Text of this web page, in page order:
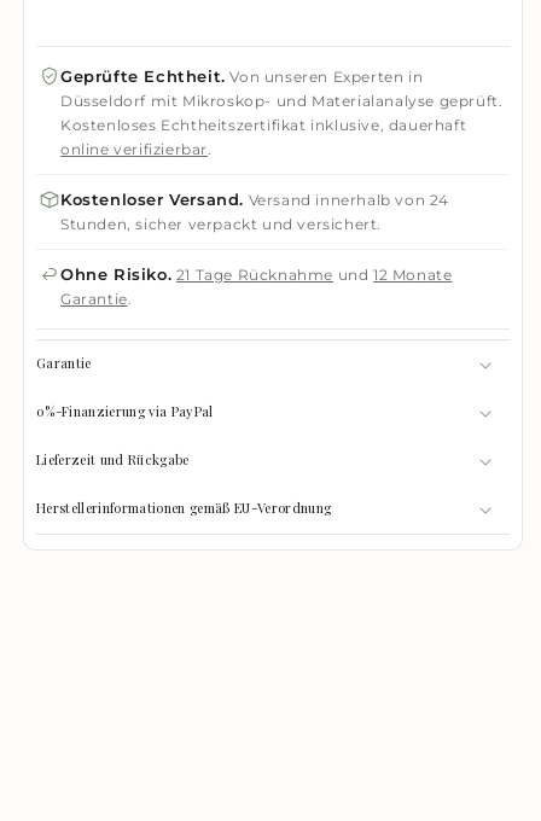
Geprüfte Echtheit. Von unseren Experten in
Düsseldorf mit Mikroskop- und Materialanalyse geprüft.
Kostenloses Echtheitszertifikat inklusive, dauerhaft
online verifizierbar.
Kostenloser Versand. Versand innerhalb von 24
Stunden, sicher verpackt und versichert.
Ohne Risiko. 21 Tage Rücknahme und12 Monate
Garantie.
Garantie
0%-Finanzierung via PayPal
Lieferzeit und Rückgabe
Herstellerinformationen gemäß EU-Verordnung